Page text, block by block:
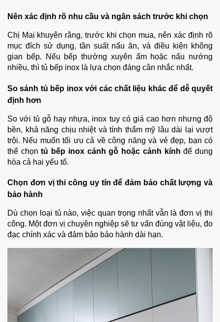
Nên xác định rõ nhu cầu và ngân sách trước khi chọn
Chị Mai khuyên rằng, trước khi chọn mua, nên xác định rõ
mục đích sử dụng, tần suất nấu ăn, và điều kiện không
gian bếp. Nếu bếp thường xuyên ẩm hoặc nấu nướng
nhiều, thì tủ bếp inox là lựa chọn đáng cân nhắc nhất.
So sánh tủ bếp inox với các chất liệu khác để dễ quyết
định hơn
So với tủ gỗ hay nhựa, inox tuy có giá cao hơn nhưng độ
bền, khả năng chịu nhiệt và tính thẩm mỹ lâu dài lại vượt
trội. Nếu muốn tối ưu cả về công năng và vẻ đẹp, bạn có
thể chọntủ bếp inox cánh gỗ hoặc cánh kính để dung
hòa cả hai yếu tố.
Chọn đơn vị thi công uy tín để đảm bảo chất lượng và
bảo hành
Dù chọn loại tủ nào, việc quan trọng nhất vẫn là đơn vị thi
công. Một đơn vị chuyên nghiệp sẽ tư vấn đúng vật liệu, đo
đạc chính xác và đảm bảo bảo hành dài hạn.